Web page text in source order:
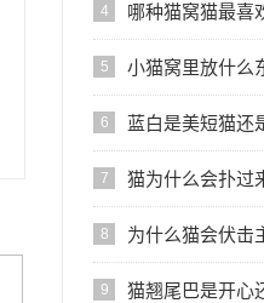
4 哪种猫窝猫最喜
5 小猫窝里放什么
6 蓝白是美短猫还
7 猫为什么会扑过
8 为什么猫会伏击
9 猫翘尾巴是开心